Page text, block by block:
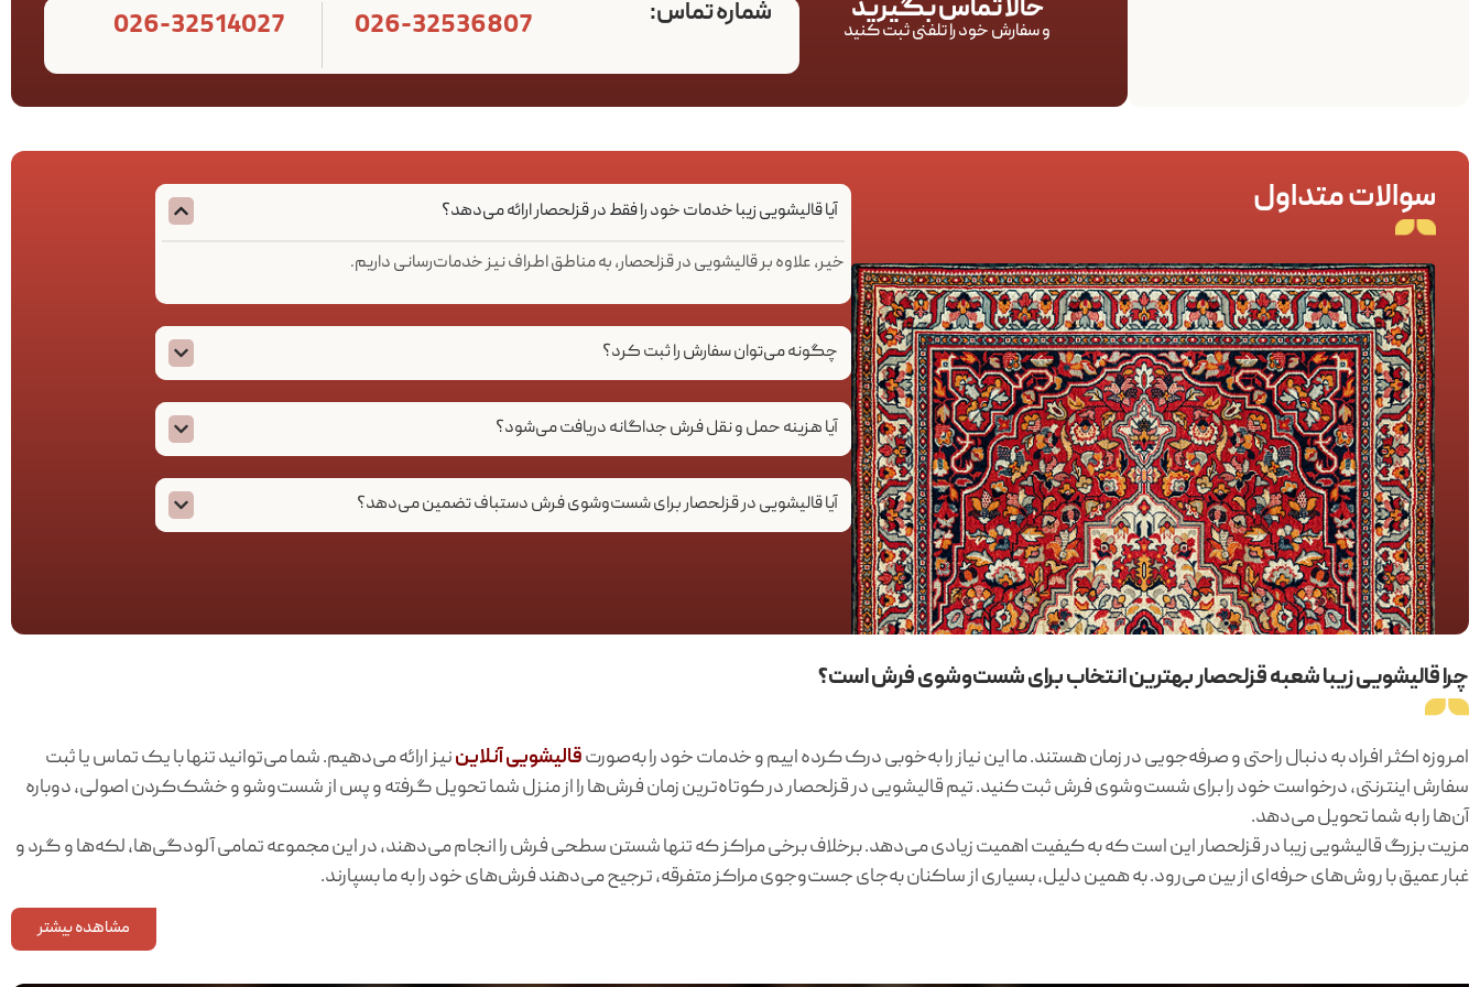
حالا تماس بگیرید
و سفارش خود را تلفنی ثبت کنید
شماره تماس: 026-32536807
026-32514027
سوالات متداول آیا قالیشویی زیبا خدمات خود را فقط در قزلحصار ارائه می‌دهد؟
خیر، علاوه بر قالیشویی در قزلحصار، به مناطق اطراف نیز خدمات‌رسانی داریم.
چگونه می‌توان سفارش را ثبت کرد؟
آیا هزینه حمل و نقل فرش جداگانه دریافت می‌شود؟
آیا قالیشویی در قزلحصار برای شست‌وشوی فرش دستباف تضمین می‌دهد؟
چرا قالیشویی زیبا شعبه قزلحصار بهترین انتخاب برای شست‌وشوی فرش است؟
امروزه اکثر افراد به دنبال راحتی و صرفه‌جویی در زمان هستند. ما این نیاز را به‌خوبی درک کرده اییم و خدمات خود را به‌صورتقالیشویی آنلایننیز ارائه می‌دهیم. شما می‌توانید تنها با یک تماس یا ثبت
سفارش اینترنتی، درخواست خود را برای شست‌وشوی فرش ثبت کنید. تیم قالیشویی در قزلحصار در کوتاه‌ترین زمان فرش‌ها را از منزل شما تحویل گرفته و پس از شست‌وشو و خشک‌کردن اصولی، دوباره
آن‌ها را به شما تحویل می‌دهد.
مزیت بزرگ قالیشویی زیبا در قزلحصار این است که به کیفیت اهمیت زیادی می‌دهد. برخلاف برخی مراکز که تنها شستن سطحی فرش را انجام می‌دهند، در این مجموعه تمامی آلودگی‌ها، لکه‌ها و گرد و
غبار عمیق با روش‌های حرفه‌ای از بین می‌رود. به همین دلیل، بسیاری از ساکنان به‌جای جست‌وجوی مراکز متفرقه، ترجیح می‌دهند فرش‌های خود را به ما بسپارند.
مشاهده بیشتر